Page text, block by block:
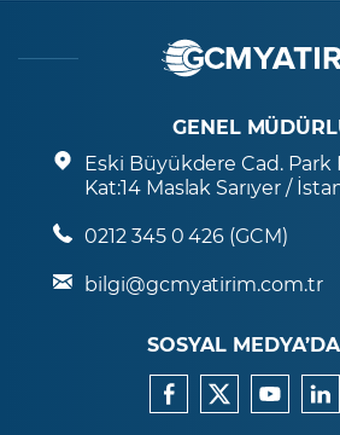
GENEL
Eski Büyükdere Cad. Park
Kat:14 Maslak Sarıyer /
0212 345 0 426 (GCM)
bilgi@gcmyatirim.com.tr
SOSYAL